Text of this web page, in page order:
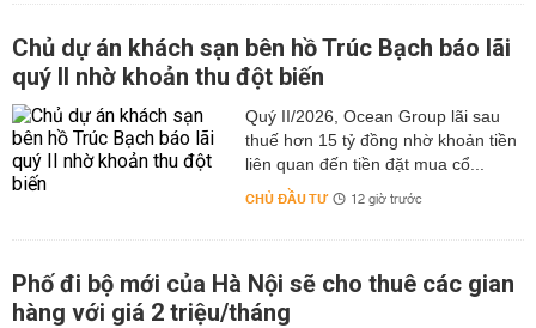
Chủ dự án khách sạn bên hồ Trúc Bạch báo lãi
quý II nhờ khoản thu đột biến
Quý II/2026, Ocean Group lãi sau
thuế hơn 15 tỷ đồng nhờ khoản tiền
liên quan đến tiền đặt mua cổ...
CHỦ ĐẦU TƯ 12 giờ trước
Phố đi bộ mới của Hà Nội sẽ cho thuê các gian
hàng với giá 2 triệu/tháng